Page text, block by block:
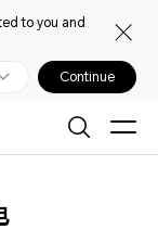
to you and
Continue